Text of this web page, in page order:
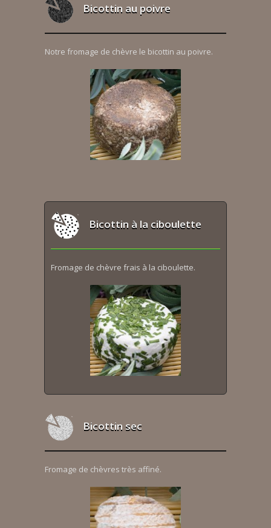
Bicottin au poivre
Notre fromage de chèvre le bicottin au poivre.
Bicottin à la ciboulette
Fromage de chèvre frais à la ciboulette.
Bicottin sec
Fromage de chèvres très affiné.